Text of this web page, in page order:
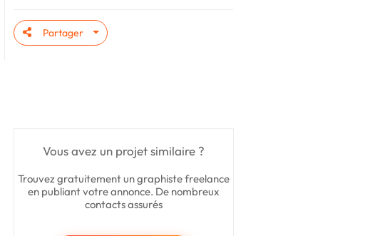
Partager
Vous avez un projet similaire ?
Trouvez gratuitement un graphiste freelance
en publiant votre annonce. De nombreux
contacts assurés